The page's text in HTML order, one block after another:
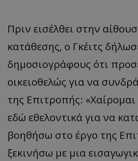
Πριν εισέλθει στην
κατάθεσης, ο Γκέιτς
δημοσιογράφους ότι
οικειοθελώς για να
της Επιτροπής:
εδώ εθελοντικά για να
βοηθήσω στο έργο της
ξεκινήσω με μια